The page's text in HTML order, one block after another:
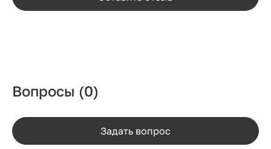
Вопросы (0)
Задать вопрос